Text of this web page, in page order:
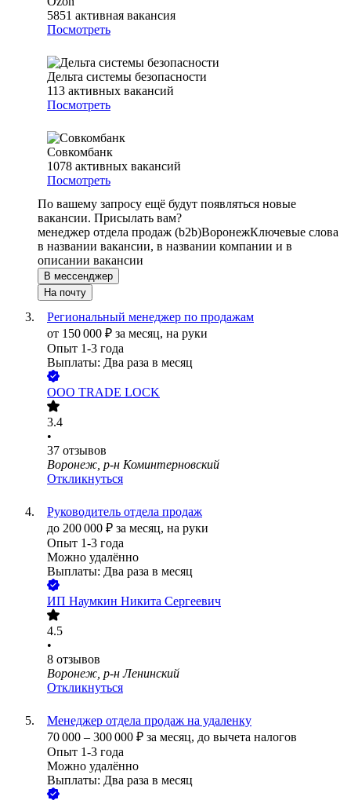
5851 активная вакансия
Посмотреть
Дельта системы безопасности
113 активных вакансий
Посмотреть
Совкомбанк
1078 активных вакансий
Посмотреть
По вашему запросу ещё будут появляться новые
вакансии. Присылать вам?
менеджер отдела продаж (b2b)ВоронежКлючевые слова
в названии вакансии, в названии компании и в
описании вакансии
В мессенджер
На почту
Региональный менеджер по продажам
от 150 000 ₽ за месяц, на руки
Опыт 1-3 года
Выплаты: Два раза в месяц
ООО TRADE LOCK
3.4
•
37 отзывов
Воронеж, р-н Коминтерновский
Откликнуться
Руководитель отдела продаж
до 200 000 ₽ за месяц, на руки
Опыт 1-3 года
Можно удалённо
Выплаты: Два раза в месяц
ИП Наумкин Никита Сергеевич
4.5
•
8 отзывов
Воронеж, р-н Ленинский
Откликнуться
Менеджер отдела продаж на удаленку
70 000 – 300 000 ₽ за месяц, до вычета налогов
Опыт 1-3 года
Можно удалённо
Выплаты: Два раза в месяц